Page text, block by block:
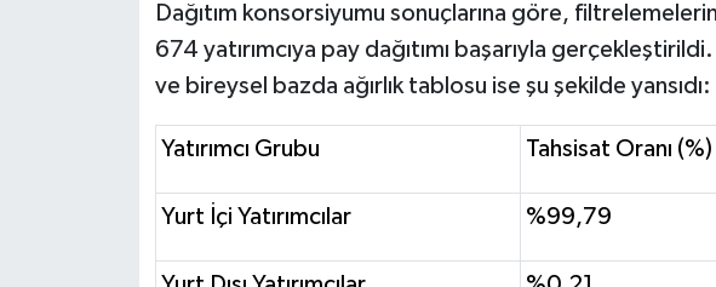
Dağıtım konsorsiyumu sonuçlarına göre,
674 yatırımcıya pay dağıtımı başarıyla gerçekleştirildi.
ve bireysel bazda ağırlık tablosu ise şu şekilde yansıdı:
Yatırımcı Grubu Tahsisat Oranı (%)
Yurt İçi Yatırımcılar %99,79
VİZYONDAKİLER